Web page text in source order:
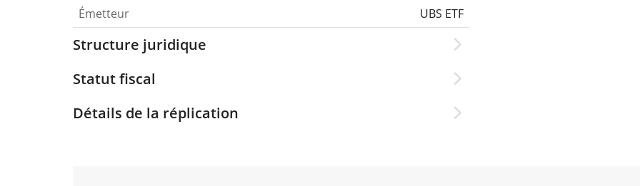
Émetteur
UBS ETF
Structure juridique
Statut fiscal
Détails de la réplication